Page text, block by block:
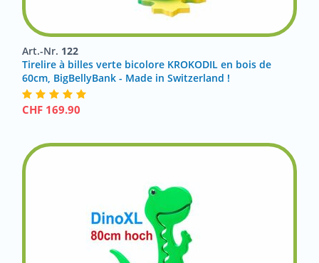
Art.-Nr. 122
Tirelire à billes verte bicolore KROKODIL en bois de
60cm, BigBellyBank - Made in Switzerland !
CHF 169.90